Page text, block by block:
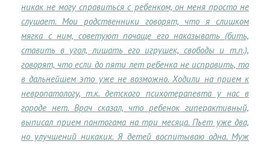
никак не могу справиться с ребенком, он меня просто не
слушает. Мои родственники говорят, что я слишком
мягка с ним, советуют почаще его наказывать (бить,
ставить в угол, лишать его игрушек, свободы и т.п.),
говорят, что если до пяти лет ребенка не исправить, то
в дальнейшем это уже не возможно. Ходили на прием к
невропатологу, т.к. детского психотерапевта у нас в
городе нет. Врач сказал, что ребенок гиперактивный,
выписал прием пантогама на три месяца. Пьет уже два,
но улучшений никаких. Я детей воспитываю одна. Муж